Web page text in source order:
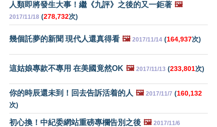
人類即將發生大事！繼《九評》之後的又一鉅著 🖼️
2017/11/18 (278,732次)
幾個託夢的新聞 現代人還真得看 🖼️ 2017/11/14 (164,937次)
這姑娘專款不專用 在美國竟然OK 🖼️ 2017/11/13 (233,801次)
你的時辰還未到！回去告訴活着的人 🖼️ 2017/11/7 (160,132
次)
初心換！中紀委網站重磅專欄告別之後 🖼️ 2017/11/6